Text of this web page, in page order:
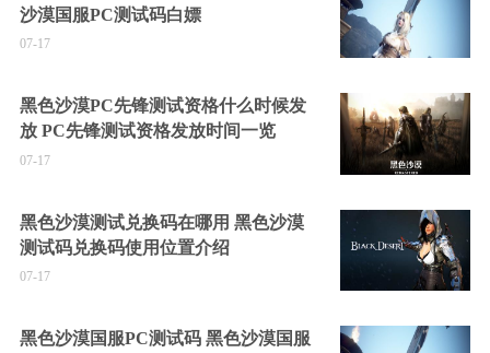
沙漠国服PC测试码白嫖
07-17
黑色沙漠PC先锋测试资格什么时候发
放 PC先锋测试资格发放时间一览
07-17
黑色沙漠测试兑换码在哪用 黑色沙漠
测试码兑换码使用位置介绍
07-17
黑色沙漠国服PC测试码 黑色沙漠国服